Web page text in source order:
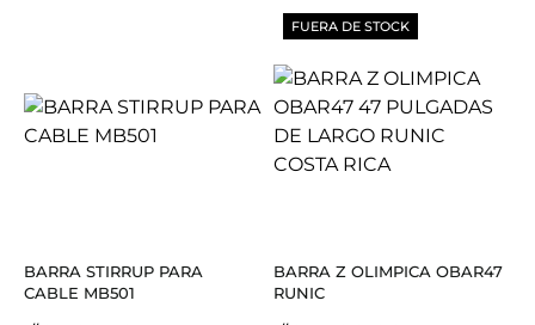
BARRA STIRRUP PARA
CABLE MB501
BARRA Z OLIMPICA OBAR47
RUNIC
FUERA DE STOCK